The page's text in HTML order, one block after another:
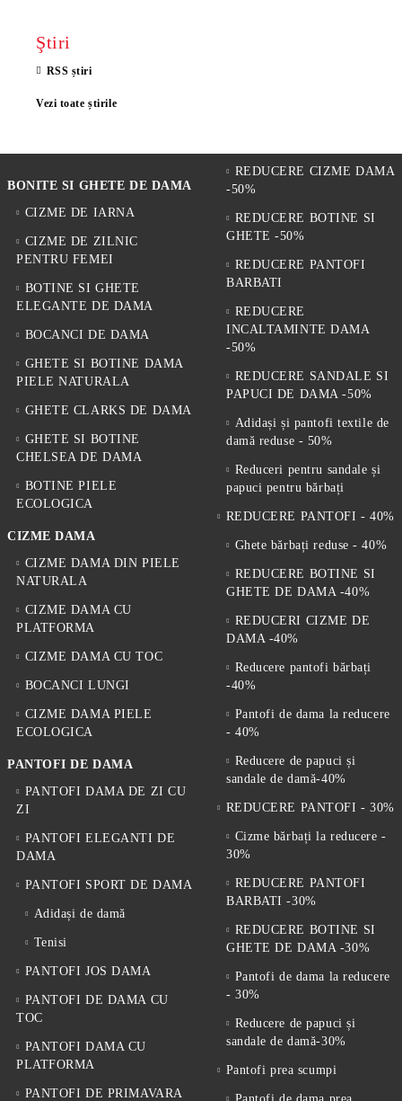
Ştiri
RSS știri
Vezi toate știrile
BONITE SI GHETE DE DAMA
CIZME DE IARNA
CIZME DE ZILNIC
PENTRU FEMEI
BOTINE SI GHETE
ELEGANTE DE DAMA
BOCANCI DE DAMA
GHETE SI BOTINE DAMA
PIELE NATURALA
GHETE CLARKS DE DAMA
GHETE SI BOTINE
CHELSEA DE DAMA
BOTINE PIELE
ECOLOGICA
CIZME DAMA
CIZME DAMA DIN PIELE
NATURALA
CIZME DAMA CU
PLATFORMA
CIZME DAMA CU TOC
BOCANCI LUNGI
CIZME DAMA PIELE
ECOLOGICA
PANTOFI DE DAMA
PANTOFI DAMA DE ZI CU
ZI
PANTOFI ELEGANTI DE
DAMA
PANTOFI SPORT DE DAMA
Adidași de damă
Tenisi
PANTOFI JOS DAMA
PANTOFI DE DAMA CU
TOC
PANTOFI DAMA CU
PLATFORMA
PANTOFI DE PRIMAVARA
REDUCERE CIZME DAMA
-50%
REDUCERE BOTINE SI
GHETE -50%
REDUCERE PANTOFI
BARBATI
REDUCERE
INCALTAMINTE DAMA
-50%
REDUCERE SANDALE SI
PAPUCI DE DAMA -50%
Adidași și pantofi textile de
damă reduse - 50%
Reduceri pentru sandale și
papuci pentru bărbați
REDUCERE PANTOFI - 40%
Ghete bărbați reduse - 40%
REDUCERE BOTINE SI
GHETE DE DAMA -40%
REDUCERI CIZME DE
DAMA -40%
Reducere pantofi bărbați
-40%
Pantofi de dama la reducere
- 40%
Reducere de papuci și
sandale de damă-40%
REDUCERE PANTOFI - 30%
Cizme bărbați la reducere -
30%
REDUCERE PANTOFI
BARBATI -30%
REDUCERE BOTINE SI
GHETE DE DAMA -30%
Pantofi de dama la reducere
- 30%
Reducere de papuci și
sandale de damă-30%
Pantofi prea scumpi